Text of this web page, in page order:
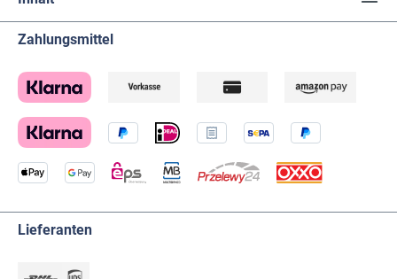
Zahlungsmittel
Lieferanten